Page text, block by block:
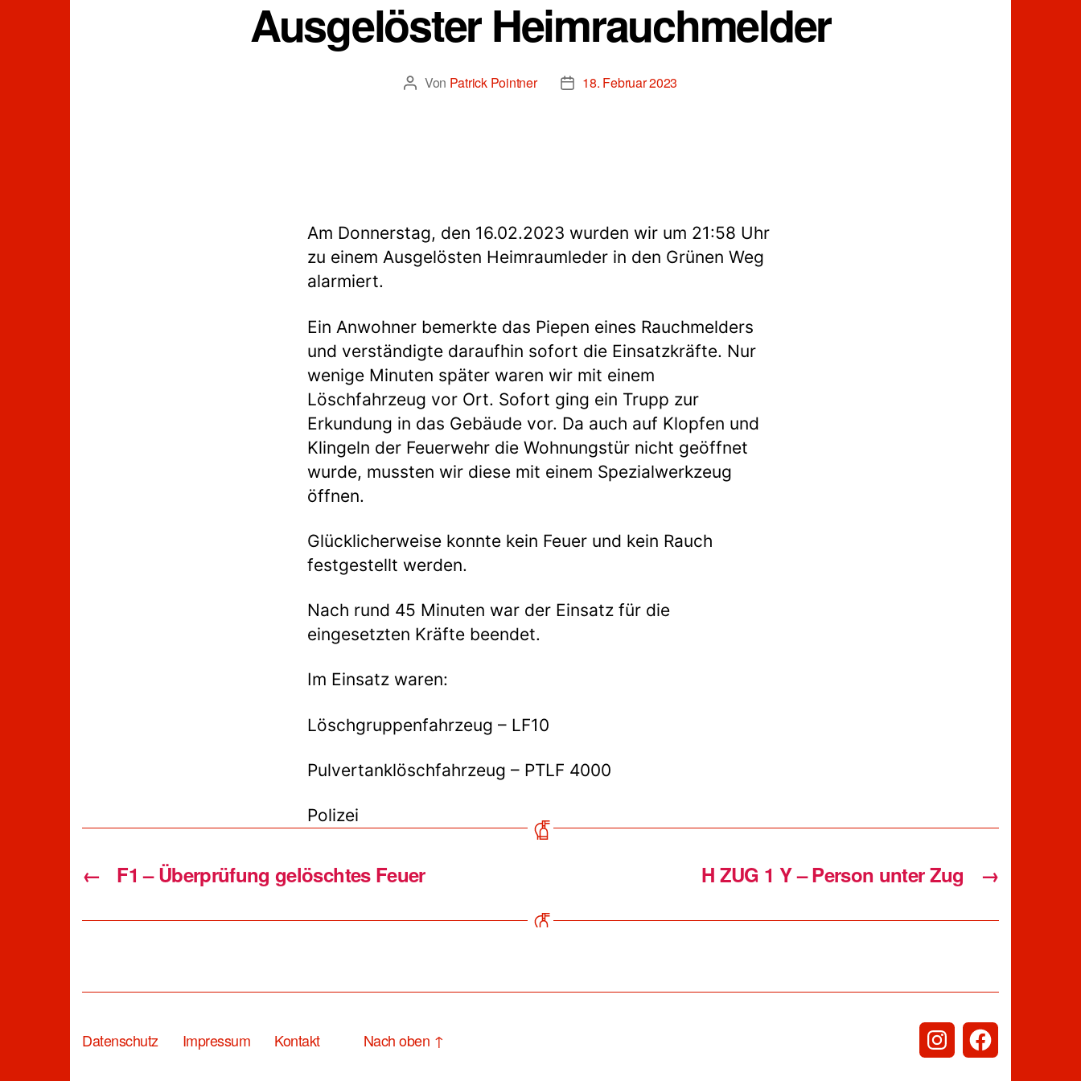
Ausgelöster Heimrauchmelder
Beitragsautor
Von Patrick Pointner Beitragsdatum
18. Februar 2023
Am Donnerstag, den 16.02.2023 wurden wir um 21:58 Uhr
zu einem Ausgelösten Heimraumleder in den Grünen Weg
alarmiert.
Ein Anwohner bemerkte das Piepen eines Rauchmelders
und verständigte daraufhin sofort die Einsatzkräfte. Nur
wenige Minuten später waren wir mit einem
Löschfahrzeug vor Ort. Sofort ging ein Trupp zur
Erkundung in das Gebäude vor. Da auch auf Klopfen und
Klingeln der Feuerwehr die Wohnungstür nicht geöffnet
wurde, mussten wir diese mit einem Spezialwerkzeug
öffnen.
Glücklicherweise konnte kein Feuer und kein Rauch
festgestellt werden.
Nach rund 45 Minuten war der Einsatz für die
eingesetzten Kräfte beendet.
Im Einsatz waren:
Löschgruppenfahrzeug – LF10
Pulvertanklöschfahrzeug – PTLF 4000
Polizei
← F1 – Überprüfung gelöschtes Feuer →
H ZUG 1 Y – Person unter Zug
Datenschutz Impressum Kontakt Nach oben ↑ InstagramFacebook